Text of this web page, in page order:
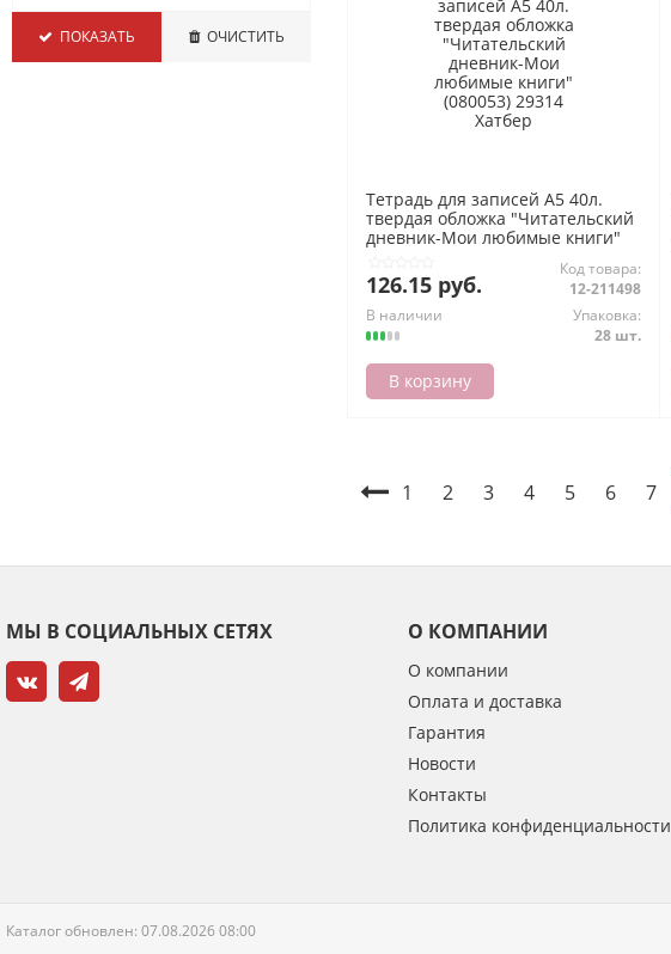
ПОКАЗАТЬ ОЧИСТИТЬ
Тетрадь для записей А5 40л.
твердая обложка "Читательский
дневник-Мои любимые книги"
126.15 руб.
Код товара:
12-211498
В наличии
Упаковка:
28 шт.
В корзину
1 2 3 4 5 6 7
МЫ В СОЦИАЛЬНЫХ СЕТЯХ О КОМПАНИИ
О компании
Оплата и доставка
Гарантия
Новости
Контакты
Политика конфиденциальности
Каталог обновлен: 07.08.2026 08:00